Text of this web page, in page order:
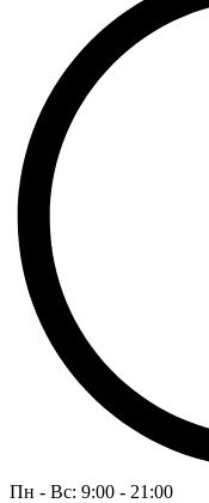
Пн - Вс: 9:00 - 21:00